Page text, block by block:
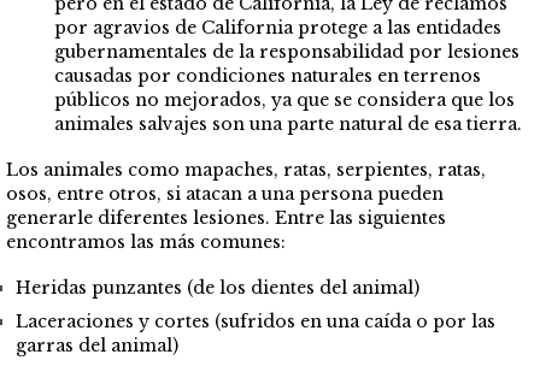
por agravios de California protege a las entidades
gubernamentales de la responsabilidad por lesiones
causadas por condiciones naturales en terrenos
públicos no mejorados, ya que se considera que los
animales salvajes son una parte natural de esa tierra.
Los animales como mapaches, ratas, serpientes, ratas,
osos, entre otros, si atacan a una persona pueden
generarle diferentes lesiones. Entre las siguientes
encontramos las más comunes:
Heridas punzantes (de los dientes del animal)
Laceraciones y cortes (sufridos en una caída o por las
garras del animal)